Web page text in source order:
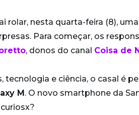
rolar, nesta quarta-feira (8),
Para começar, os
, donos do canal Coisa de
e ciência, o casal é
M . O novo smartphone da